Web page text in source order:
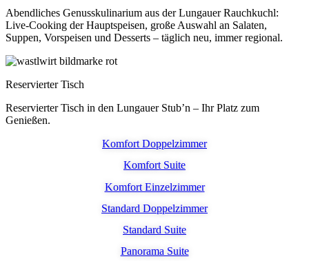
Abendliches Genusskulinarium aus der Lungauer Rauchkuchl:
Live-Cooking der Hauptspeisen, große Auswahl an Salaten,
Suppen, Vorspeisen und Desserts – täglich neu, immer regional.
Reservierter Tisch
Reservierter Tisch in den Lungauer Stub’n – Ihr Platz zum
Genießen.
Komfort Doppelzimmer
Komfort Suite
Komfort Einzelzimmer
Standard Doppelzimmer
Standard Suite
Panorama Suite